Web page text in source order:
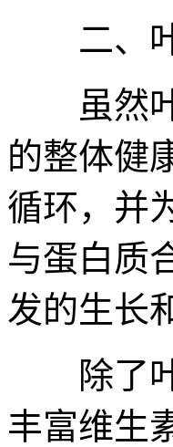
二、叶
虽然叶
的整体健
循环，并
与蛋白质
发的生长
除了叶
丰富维生